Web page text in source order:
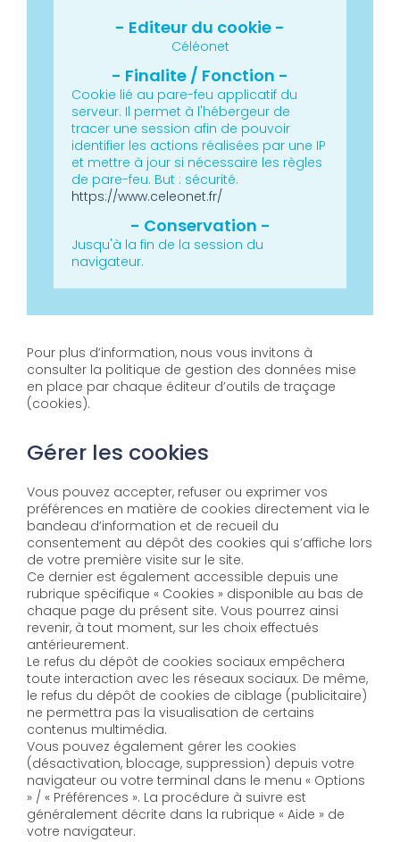
Céléonet
Cookie lié au pare-feu applicatif du
serveur. Il permet à l'hébergeur de
tracer une session afin de pouvoir
identifier les actions réalisées par une IP
et mettre à jour si nécessaire les règles
de pare-feu. But : sécurité.
https://www.celeonet.fr/
Jusqu'à la fin de la session du
navigateur.
Pour plus d’information, nous vous invitons à
consulter la politique de gestion des données mise
en place par chaque éditeur d’outils de traçage
(cookies).
Gérer les cookies
Vous pouvez accepter, refuser ou exprimer vos
préférences en matière de cookies directement via le
bandeau d’information et de recueil du
consentement au dépôt des cookies qui s’affiche lors
de votre première visite sur le site.
Ce dernier est également accessible depuis une
rubrique spécifique « Cookies » disponible au bas de
chaque page du présent site. Vous pourrez ainsi
revenir, à tout moment, sur les choix effectués
antérieurement.
Le refus du dépôt de cookies sociaux empêchera
toute interaction avec les réseaux sociaux. De même,
le refus du dépôt de cookies de ciblage (publicitaire)
ne permettra pas la visualisation de certains
contenus multimédia.
Vous pouvez également gérer les cookies
(désactivation, blocage, suppression) depuis votre
navigateur ou votre terminal dans le menu « Options
» / « Préférences ». La procédure à suivre est
généralement décrite dans la rubrique « Aide » de
votre navigateur.